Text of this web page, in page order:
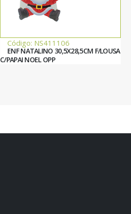
Código: NS411106
ENF NATALINO 30,5X28,5CM F/LOUSA
C/PAPAI NOEL OPP